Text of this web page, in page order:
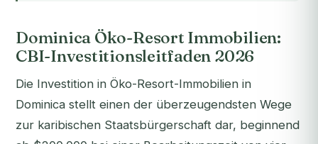
Dominica Öko-Resort Immobilien:
CBI-Investitionsleitfaden 2026
Die Investition in Öko-Resort-Immobilien in
Dominica stellt einen der überzeugendsten Wege
zur karibischen Staatsbürgerschaft dar, beginnend